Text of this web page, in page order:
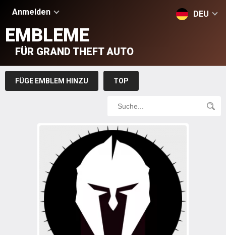
Anmelden DEU
EMBLEME
FÜR GRAND THEFT AUTO
FÜGE EMBLEM HINZU TOP